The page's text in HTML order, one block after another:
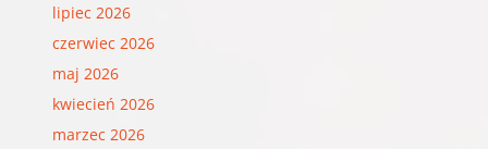
lipiec 2026
czerwiec 2026
maj 2026
kwiecień 2026
marzec 2026